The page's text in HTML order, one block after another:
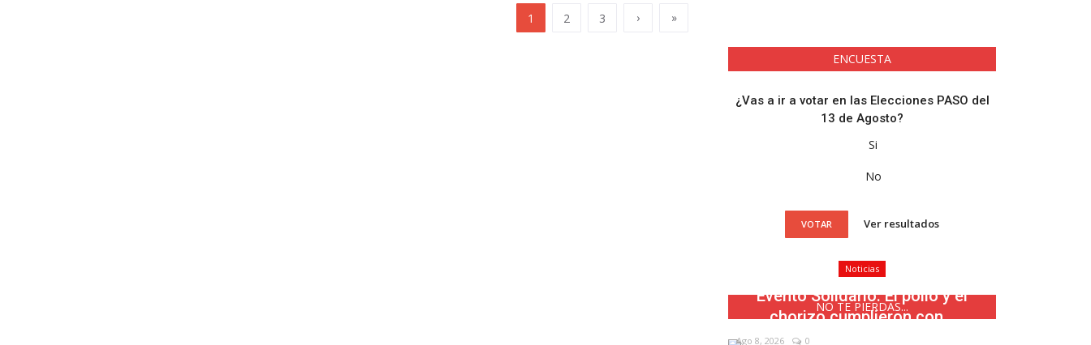
1 2 3 › »
ENCUESTA
¿Vas a ir a votar en las Elecciones PASO del
13 de Agosto?
Si
No
VOTAR Ver resultados
NO TE PIERDAS...
Noticias
Evento Solidario: El pollo y el
chorizo cumplieron con...
Ago 8, 2026 0